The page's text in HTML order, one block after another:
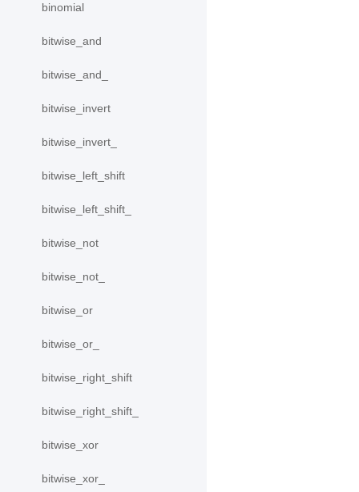
binomial
bitwise_and
bitwise_and_
bitwise_invert
bitwise_invert_
bitwise_left_shift
bitwise_left_shift_
bitwise_not
bitwise_not_
bitwise_or
bitwise_or_
bitwise_right_shift
bitwise_right_shift_
bitwise_xor
bitwise_xor_